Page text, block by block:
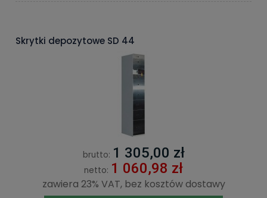
Skrytki depozytowe SD 44
brutto: 1 305,00 zł
netto: 1 060,98 zł
zawiera 23% VAT, bez kosztów dostawy